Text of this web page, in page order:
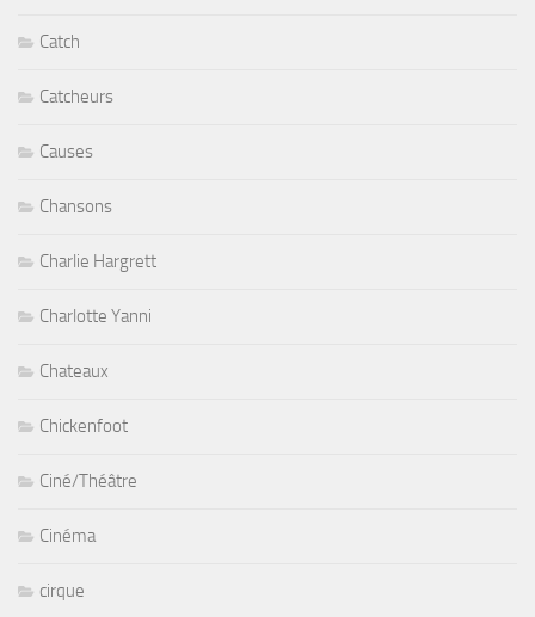
Catch
Catcheurs
Causes
Chansons
Charlie Hargrett
Charlotte Yanni
Chateaux
Chickenfoot
Ciné/Théâtre
Cinéma
cirque